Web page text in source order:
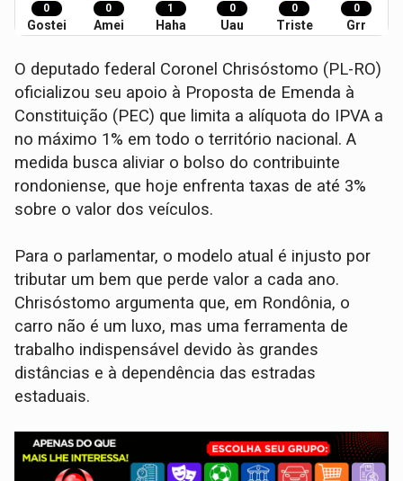
0
Gostei
0
Amei
1
Haha
0
Uau
0
Triste
0
Grr
O deputado federal Coronel Chrisóstomo (PL-RO)
oficializou seu apoio à Proposta de Emenda à
Constituição (PEC) que limita a alíquota do IPVA a
no máximo 1% em todo o território nacional. A
medida busca aliviar o bolso do contribuinte
rondoniense, que hoje enfrenta taxas de até 3%
sobre o valor dos veículos.
Para o parlamentar, o modelo atual é injusto por
tributar um bem que perde valor a cada ano.
Chrisóstomo argumenta que, em Rondônia, o
carro não é um luxo, mas uma ferramenta de
trabalho indispensável devido às grandes
distâncias e à dependência das estradas
estaduais.